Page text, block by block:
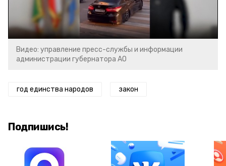
Video
Видео: управление пресс-службы и информации
администрации губернатора АО
год единства народов закон
Подпишись!